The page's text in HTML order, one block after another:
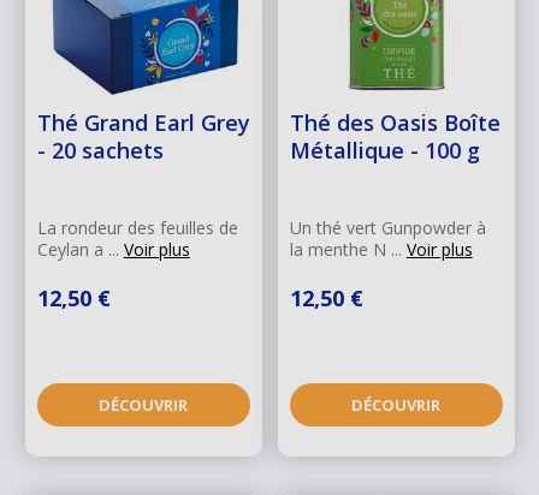
Thé Grand Earl Grey
- 20 sachets
La rondeur des feuilles de
Ceylan a ... Voir plus
12,50 €
DÉCOUVRIR
Thé des Oasis Boîte
Métallique - 100 g
Un thé vert Gunpowder à
la menthe N ... Voir plus
12,50 €
DÉCOUVRIR